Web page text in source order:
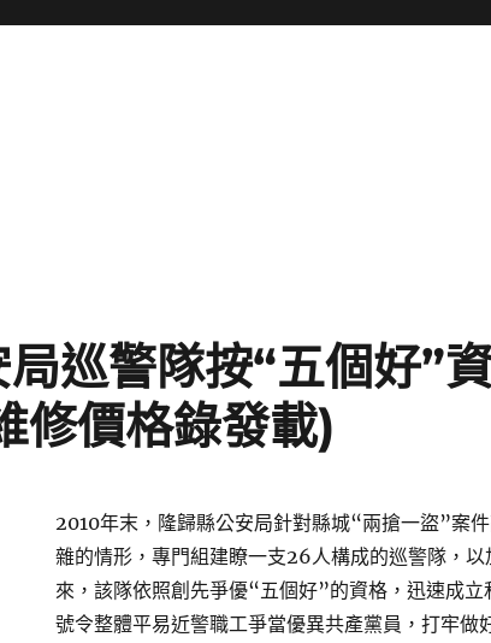
局巡警隊按“五個好”
修價格錄發載)
2010年末，隆歸縣公安局針對縣城“兩搶一盜”案
雜的情形，專門組建瞭一支26人構成的巡警隊，
來，該隊依照創先爭優“五個好”的資格，迅速成
號令整體平易近警職工爭當優異共產黨員，打牢做